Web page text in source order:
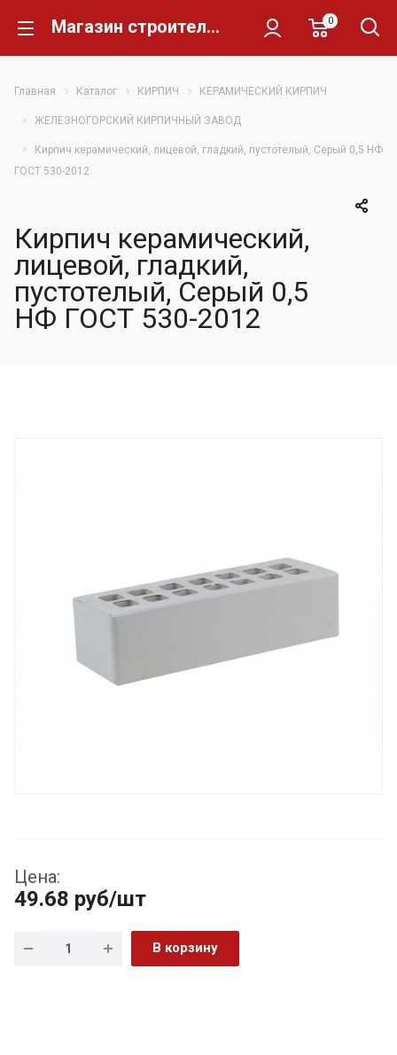
Магазин строительных материалов Склад Кирпича 0
Главная Каталог КИРПИЧ КЕРАМИЧЕСКИЙ КИРПИЧ
ЖЕЛЕЗНОГОРСКИЙ КИРПИЧНЫЙ ЗАВОД
Кирпич керамический, лицевой, гладкий, пустотелый, Серый 0,5 НФ
ГОСТ 530-2012
Кирпич керамический,
лицевой, гладкий,
пустотелый, Серый 0,5
НФ ГОСТ 530-2012
Цена:
49.68 руб/шт
В корзину